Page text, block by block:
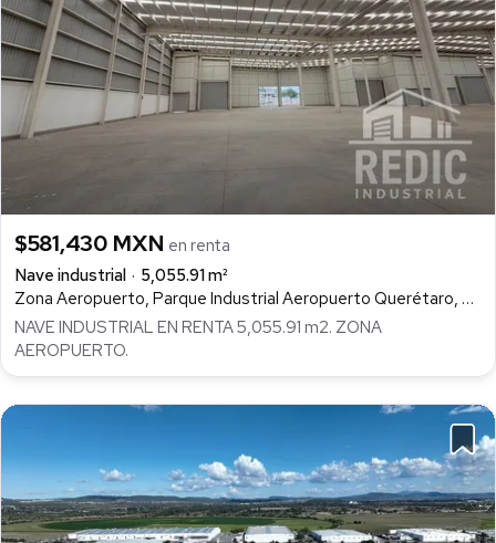
$581,430 MXN en renta
Nave industrial
5,055.91 m²
Zona Aeropuerto, Parque Industrial Aeropuerto Querétaro, Colón
NAVE INDUSTRIAL EN RENTA 5,055.91 m2. ZONA
AEROPUERTO.